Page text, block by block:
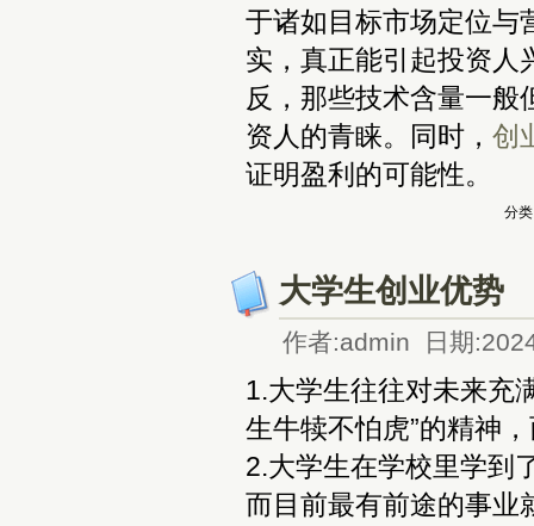
于诸如目标市场定位与
实，真正能引起投资人
反，那些技术含量一般
资人的青睐。同时， 创
证明盈利的可能性。
分
大学生创业优势
作者:admin 日期
1.大学生往往对未来充
生牛犊不怕虎”的精神
2.大学生在学校里学到
而目前最有前途的事业